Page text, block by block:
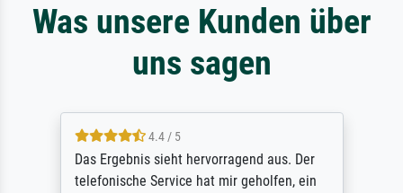
Was unsere Kunden über
uns sagen
4.4 / 5
Das Ergebnis sieht hervorragend aus. Der
telefonische Service hat mir geholfen, ein